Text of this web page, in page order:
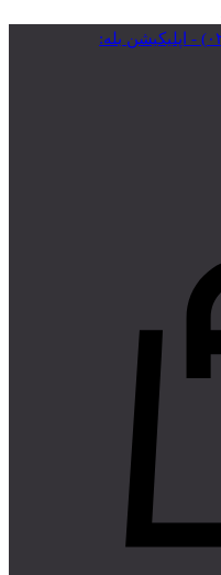
تماس‌ ضروری: ۲۸۴۲۷۸۴۵ (۰۲۱) - اپلیکیشن بله: